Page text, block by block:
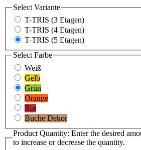
Select Variante
T-TRIS (3 Etagen)
T-TRIS (4 Etagen)
T-TRIS (5 Etagen)
SelectFarbe
Weiß
Gelb
Grün
Orange
Rot
Buche Dekor
Product Quantity: Enter the desired
to increase or decrease the quantity.